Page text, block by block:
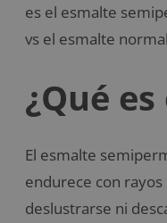
es el esmalte
vs el esmalte
¿Qué
El esmalte
endurece con
deslustrarse ni